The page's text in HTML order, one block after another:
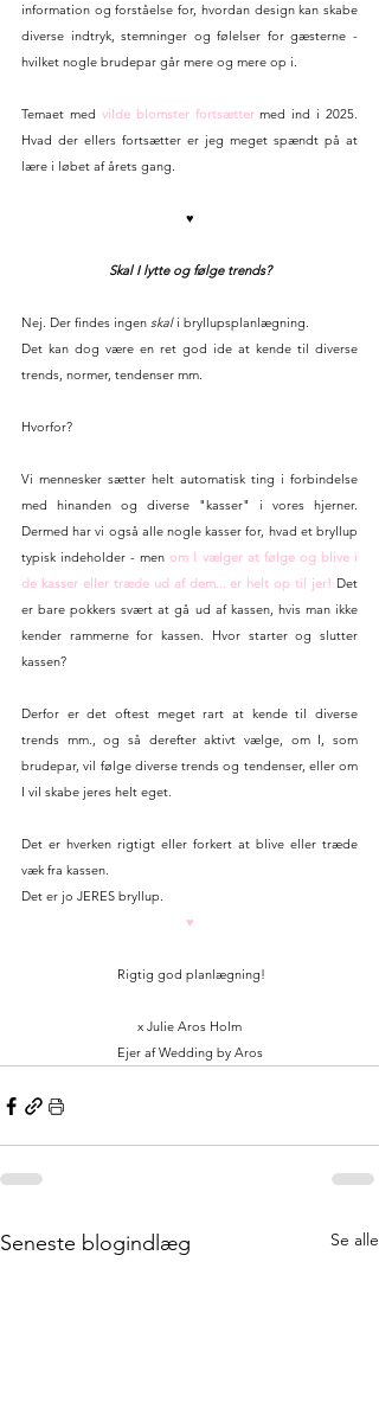
information og forståelse for, hvordan design kan skabe
diverse indtryk, stemninger og følelser for gæsterne -
hvilket nogle brudepar går mere og mere op i.
Temaet med vilde blomster fortsætter med ind i 2025.
Hvad der ellers fortsætter er jeg meget spændt på at
lære i løbet af årets gang.
♥
Skal I lytte og følge trends?
Nej. Der findes ingen skal i bryllupsplanlægning.
Det kan dog være en ret god ide at kende til diverse
trends, normer, tendenser mm.
Hvorfor?
Vi mennesker sætter helt automatisk ting i forbindelse
med hinanden og diverse "kasser" i vores hjerner.
Dermed har vi også alle nogle kasser for, hvad et bryllup
typisk indeholder - men om I vælger at følge og blive i
de kasser eller træde ud af dem... er helt op til jer! Det
er bare pokkers svært at gå ud af kassen, hvis man ikke
kender rammerne for kassen. Hvor starter og slutter
kassen?
Derfor er det oftest meget rart at kende til diverse
trends mm., og så derefter aktivt vælge, om I, som
brudepar, vil følge diverse trends og tendenser, eller om
I vil skabe jeres helt eget.
Det er hverken rigtigt eller forkert at blive eller træde
væk fra kassen.
Det er jo JERES bryllup.
♥
Rigtig god planlægning!
x Julie Aros Holm
Ejer af Wedding by Aros
Seneste blogindlæg Se alle